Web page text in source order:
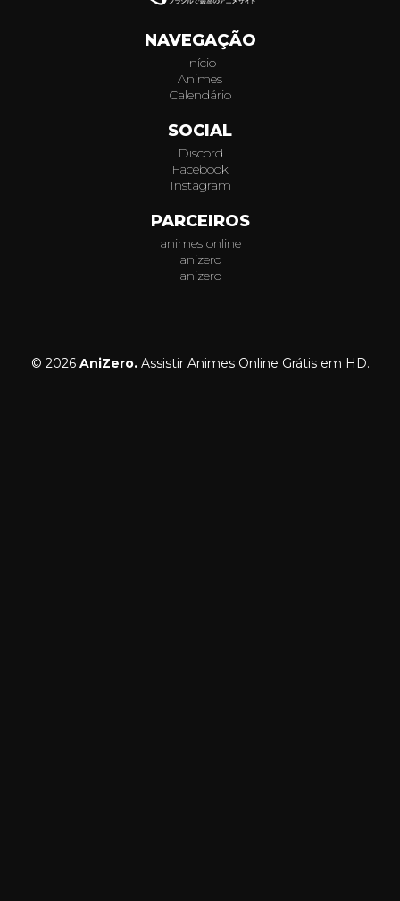
NAVEGAÇÃO
Início
Animes
Calendário
SOCIAL
Discord
Facebook
Instagram
PARCEIROS
animes online
anizero
anizero
© 2026 AniZero.Assistir Animes Online Grátis em HD.